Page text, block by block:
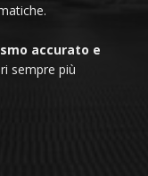
accurato e
sempre più